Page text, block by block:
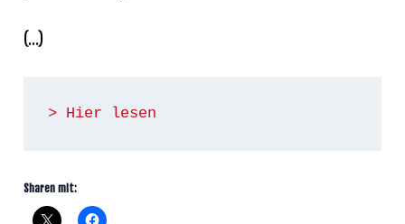
(…)
> Hier lesen
Sharen mit: